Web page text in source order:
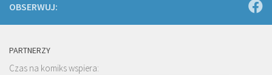
OBSERWUJ:
PARTNERZY
Czas na komiks wspiera: